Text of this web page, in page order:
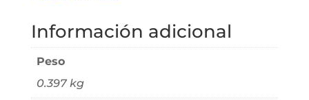
Información adicional
Peso
0.397 kg